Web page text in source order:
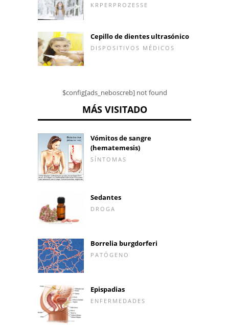
KRPERPROZESSE
Cepillo de dientes ultrasónico
DISPOSITIVOS MÉDICOS
$config[ads_neboscreb] not found
MÁS VISITADO
Vómitos de sangre
(hematemesis)
SÍNTOMAS
Sedantes
DROGA
Borrelia burgdorferi
PATÓGENO
Epispadias
ENFERMEDADES